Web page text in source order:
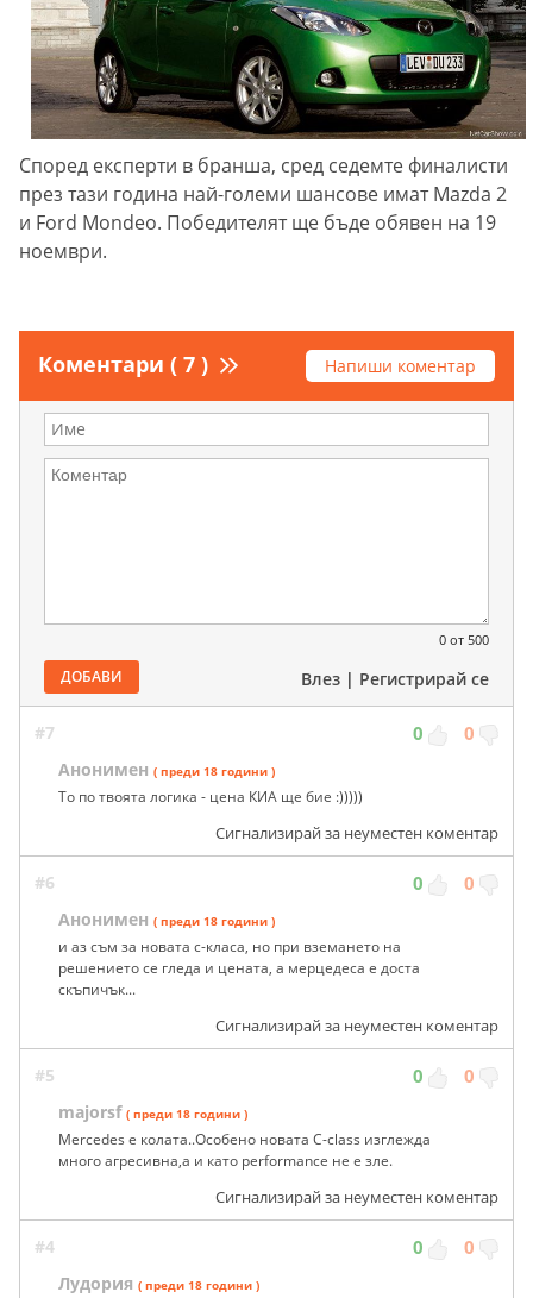
Според експерти в бранша, сред седемте финалисти
през тази година най-големи шансове имат Mazda 2
и Ford Mondeo. Победителят ще бъде обявен на 19
ноември.
Коментари ( 7 ) Напиши коментар
0 от 500
ДОБАВИ Влез | Регистрирай се
#7 0 0
Анонимен ( преди 18 години )
То по твоята логика - цена КИА ще бие :)))))
Сигнализирай за неуместен коментар
#6 0 0
Анонимен ( преди 18 години )
и аз съм за новата с-класа, но при вземането на
решението се гледа и цената, а мерцедеса е доста
скъпичък...
Сигнализирай за неуместен коментар
#5 0 0
majorsf ( преди 18 години )
Mercedes е колата..Особено новата C-class изглежда
много агресивна,а и като performance не е зле.
Сигнализирай за неуместен коментар
#4 0 0
Лудория ( преди 18 години )